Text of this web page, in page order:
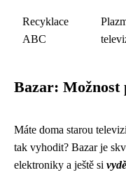
Recyklace
ABC
Bazar: Možnost
Máte doma starou
tak vyhodit? Bazar je
elektroniky a ještě si